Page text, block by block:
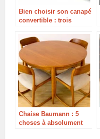
Bien choisir son canapé
convertible : trois
Chaise Baumann : 5
choses à absolument